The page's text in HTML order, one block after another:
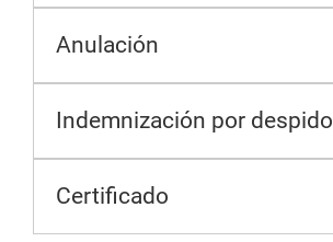
Anulación
Indemnización por despido
Certificado